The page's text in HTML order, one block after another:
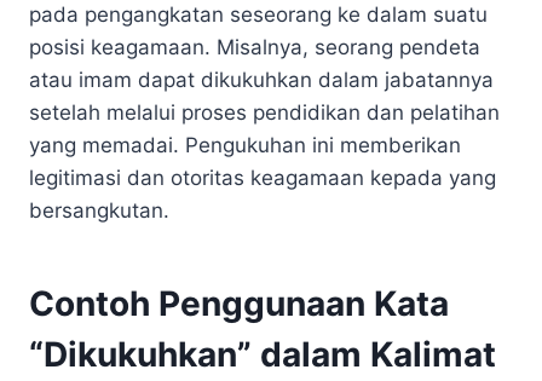
pada pengangkatan seseorang ke dalam suatu
posisi keagamaan. Misalnya, seorang pendeta
atau imam dapat dikukuhkan dalam jabatannya
setelah melalui proses pendidikan dan pelatihan
yang memadai. Pengukuhan ini memberikan
legitimasi dan otoritas keagamaan kepada yang
bersangkutan.
Contoh Penggunaan Kata
“Dikukuhkan” dalam Kalimat